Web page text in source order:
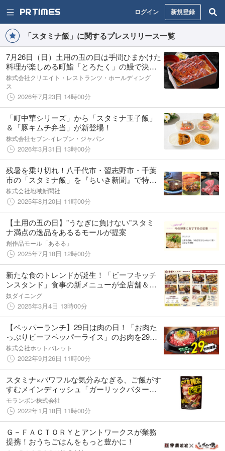
ログイン 新規登録
「スタミナ飯」に関するプレスリリース一覧
7月26日（日）土用の丑の日は手間ひまかけた
料理が楽しめる町鮨「とろたく」の鰻で決ま
り！
株式会社クリエイト・レストランツ・ホールディング
ス
2026年7月23日 14時00分
「町中華シリーズ」から「スタミナ玉子飯」
＆「豚キムチ弁当」が新登場！
株式会社セブン‐イレブン・ジャパン
2026年3月31日 13時00分
残暑を乗り切れ！八千代市・習志野市・千葉
市の「スタミナ飯」を『ちいき新聞』で特集
（8月22日号）
株式会社地域新聞社
2025年8月20日 11時00分
【土用の丑の日】”うなぎに負けない”スタミ
ナ満点の逸品をあるるモールが提案
創作品モール「あるる」
2025年7月18日 12時00分
新たな食のトレンドが誕生！「ビーフキッチ
ンスタンド」食事の新メニューが全店舗＆ラ
ンチ限定で登場！
奴ダイニング
2025年3月4日 13時00分
【ペッパーランチ】29日は肉の日！「お肉た
っぷりビーフペッパーライス」のお肉を29%
増量！！9月29日(木)限りのキャンペーンを開
催！
株式会社ホットパレット
2022年9月26日 11時00分
スタミナ×パワフルな気分みなぎる、ご飯がす
すむメインディッシュ「ガーリックバター豚
(ポーク)の素」
モランボン株式会社
2022年1月18日 11時00分
Ｇ－ＦＡＣＴＯＲＹとアントワークスが業務
提携！おうちごはんをもっと豊かに！